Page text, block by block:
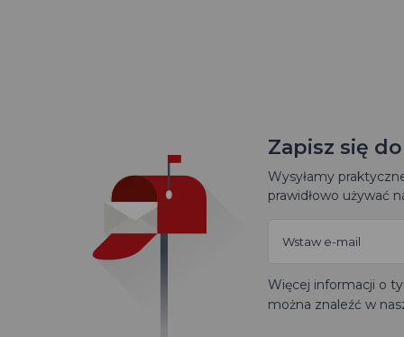
Zapisz się
Wysyłamy
prawidłowo używać
Więcej informacji o
można znaleźć w